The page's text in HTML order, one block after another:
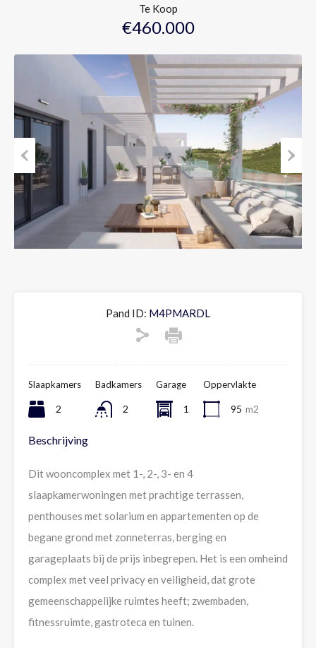
Te Koop
€460.000
Previous Next
Pand ID: M4PMARDL
Slaapkamers
2
Badkamers
2
Garage
1
Oppervlakte
95 m2
Beschrijving
Dit wooncomplex met 1-, 2-, 3- en 4
slaapkamerwoningen met prachtige terrassen,
penthouses met solarium en appartementen op de
begane grond met zonneterras, berging en
garageplaats bij de prijs inbegrepen. Het is een omheind
complex met veel privacy en veiligheid, dat grote
gemeenschappelijke ruimtes heeft; zwembaden,
fitnessruimte, gastroteca en tuinen.